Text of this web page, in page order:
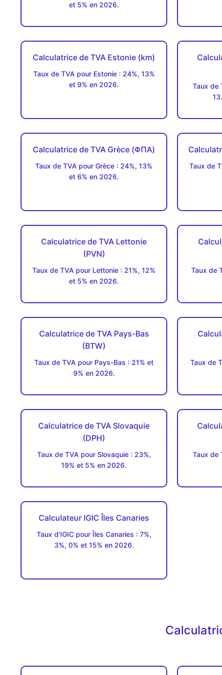
et 5% en 2026.
Calculatrice de TVA Estonie (km)
Taux de TVA pour Estonie : 24%, 13%
et 9% en 2026.
Taux de
Calculatrice de TVA Grèce (ΦΠΑ)
Taux de TVA pour Grèce : 24%, 13%
et 6% en 2026.
Taux de
Calculatrice de TVA Lettonie
(PVN)
Taux de TVA pour Lettonie : 21%, 12%
et 5% en 2026.
Taux de
Calculatrice de TVA Pays-Bas
(BTW)
Taux de TVA pour Pays-Bas : 21% et
9% en 2026.
Taux de
Calculatrice de TVA Slovaquie
(DPH)
Taux de TVA pour Slovaquie : 23%,
19% et 5% en 2026.
Taux de
Calculateur IGIC Îles Canaries
Taux d'IGIC pour Îles Canaries : 7%,
3%, 0% et 15% en 2026.